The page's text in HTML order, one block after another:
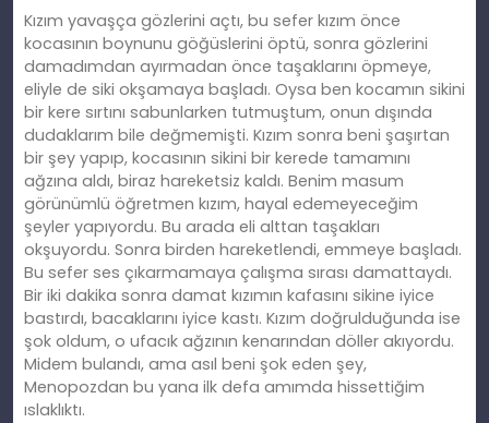
Kızım yavaşça gözlerini açtı, bu sefer kızım önce
kocasının boynunu göğüslerini öptü, sonra gözlerini
damadımdan ayırmadan önce taşaklarını öpmeye,
eliyle de siki okşamaya başladı. Oysa ben kocamın sikini
bir kere sırtını sabunlarken tutmuştum, onun dışında
dudaklarım bile değmemişti. Kızım sonra beni şaşırtan
bir şey yapıp, kocasının sikini bir kerede tamamını
ağzına aldı, biraz hareketsiz kaldı. Benim masum
görünümlü öğretmen kızım, hayal edemeyeceğim
şeyler yapıyordu. Bu arada eli alttan taşakları
okşuyordu. Sonra birden hareketlendi, emmeye başladı.
Bu sefer ses çıkarmamaya çalışma sırası damattaydı.
Bir iki dakika sonra damat kızımın kafasını sikine iyice
bastırdı, bacaklarını iyice kastı. Kızım doğrulduğunda ise
şok oldum, o ufacık ağzının kenarından döller akıyordu.
Midem bulandı, ama asıl beni şok eden şey,
Menopozdan bu yana ilk defa amımda hissettiğim
ıslaklıktı.